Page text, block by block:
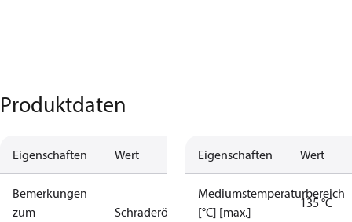
Produktdaten
Eigenschaften Wert
Bemerkungen
zum
Schraderöffner
Eigenschaften Wert
Mediumstemperaturbereich
[°C] [max.]
135 °C